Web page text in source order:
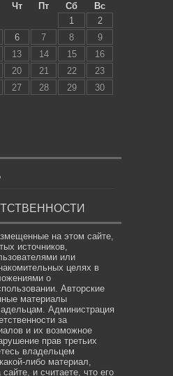
Чт Пт Сб
Вс
1
2
6 7 8
9
13 14 15
16
20 21 22
23
27 28 29
30
на этом сайте,
источников,
или
целях в
о
Авторские
материалы
Администрация
за
и их возможное
прав третьих
владельцем
либо материал,
и считаете, что его